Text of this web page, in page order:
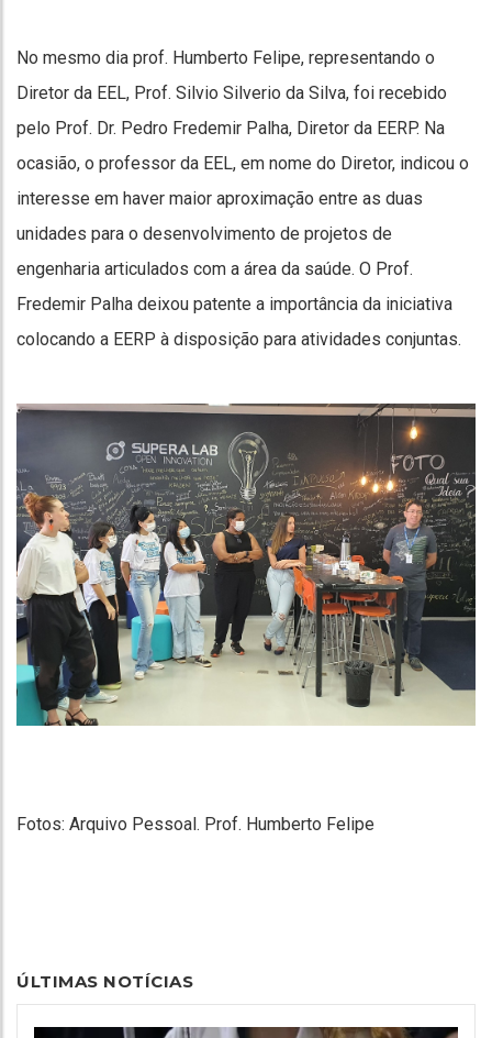
No mesmo dia prof. Humberto Felipe, representando o
Diretor da EEL, Prof. Silvio Silverio da Silva, foi recebido
pelo Prof. Dr. Pedro Fredemir Palha, Diretor da EERP. Na
ocasião, o professor da EEL, em nome do Diretor, indicou o
interesse em haver maior aproximação entre as duas
unidades para o desenvolvimento de projetos de
engenharia articulados com a área da saúde. O Prof.
Fredemir Palha deixou patente a importância da iniciativa
colocando a EERP à disposição para atividades conjuntas.
Fotos: Arquivo Pessoal. Prof. Humberto Felipe
ÚLTIMAS NOTÍCIAS